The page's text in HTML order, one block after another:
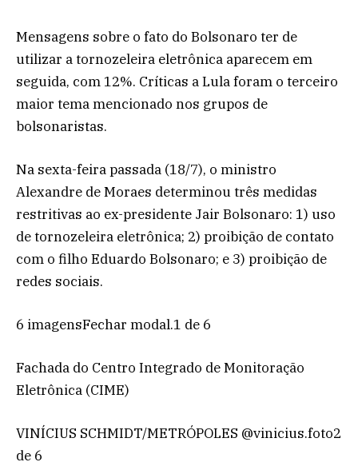
Mensagens sobre o fato do Bolsonaro ter de
utilizar a tornozeleira eletrônica aparecem em
seguida, com 12%. Críticas a Lula foram o terceiro
maior tema mencionado nos grupos de
bolsonaristas.
Na sexta-feira passada (18/7), o ministro
Alexandre de Moraes determinou três medidas
restritivas ao ex-presidente Jair Bolsonaro: 1) uso
de tornozeleira eletrônica; 2) proibição de contato
com o filho Eduardo Bolsonaro; e 3) proibição de
redes sociais.
6 imagensFechar modal.1 de 6
Fachada do Centro Integrado de Monitoração
Eletrônica (CIME)
VINÍCIUS SCHMIDT/METRÓPOLES @vinicius.foto2
de 6